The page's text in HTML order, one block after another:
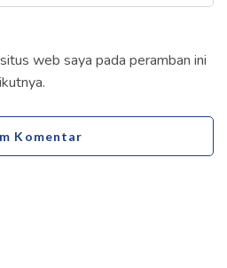
web saya pada peramban ini